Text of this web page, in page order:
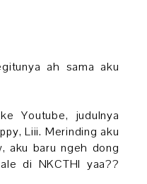
ah sama aku
Youtube, judulnya
Liii. Merinding aku
aku baru ngeh dong
di NKCTHI yaa??